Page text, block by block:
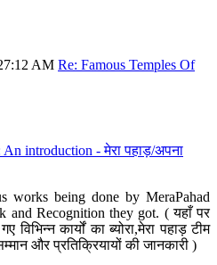
AM Re: Famous Temples Of
introduction - मेरा पहाड़/अपना
being done by MeraPahad
and Recognition they got. ( यहाँ पर
विभिन्न कार्यों का ब्योरा,मेरा पहाड़ टीम
और प्रतिक्रियायों की जानकारी )